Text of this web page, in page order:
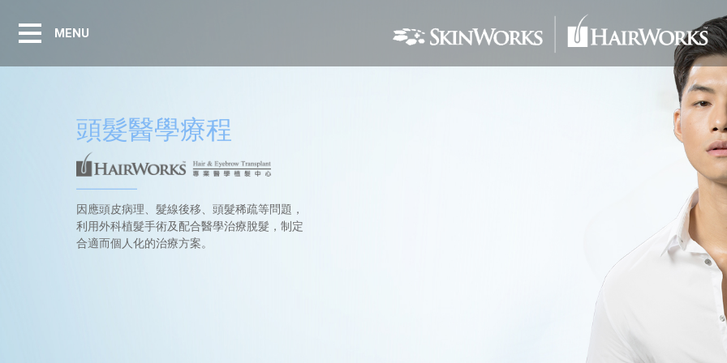
MENU
頭髮醫學療程
因應頭皮病理、髮線後移、頭髮稀疏等問題，
利用外科植髮手術及配合醫學治療脫髮，制定
合適而個人化的治療方案。